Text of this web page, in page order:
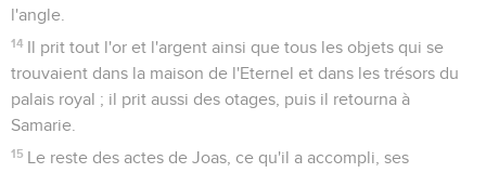
l'angle.
14 Il prit tout l'or et l'argent ainsi que tous les objets qui se
trouvaient dans la maison de l'Eternel et dans les trésors du
palais royal ; il prit aussi des otages, puis il retourna à
Samarie.
15 Le reste des actes de Joas, ce qu'il a accompli, ses